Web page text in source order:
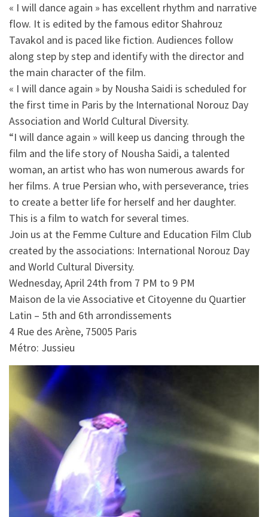
« I will dance again » has excellent rhythm and narrative
flow. It is edited by the famous editor Shahrouz
Tavakol and is paced like fiction. Audiences follow
along step by step and identify with the director and
the main character of the film.
« I will dance again » by Nousha Saidi is scheduled for
the first time in Paris by the International Norouz Day
Association and World Cultural Diversity.
“I will dance again » will keep us dancing through the
film and the life story of Nousha Saidi, a talented
woman, an artist who has won numerous awards for
her films. A true Persian who, with perseverance, tries
to create a better life for herself and her daughter.
This is a film to watch for several times.
Join us at the Femme Culture and Education Film Club
created by the associations: International Norouz Day
and World Cultural Diversity.
Wednesday, April 24th from 7 PM to 9 PM
Maison de la vie Associative et Citoyenne du Quartier
Latin – 5th and 6th arrondissements
4 Rue des Arène, 75005 Paris
Métro: Jussieu